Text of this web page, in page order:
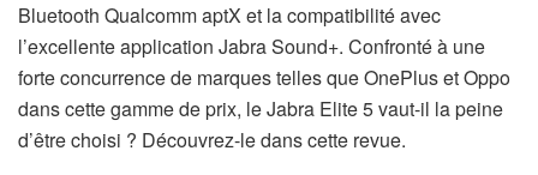
Bluetooth Qualcomm aptX et la compatibilité avec
l’excellente application Jabra Sound+. Confronté à une
forte concurrence de marques telles que OnePlus et Oppo
dans cette gamme de prix, le Jabra Elite 5 vaut-il la peine
d’être choisi ? Découvrez-le dans cette revue.